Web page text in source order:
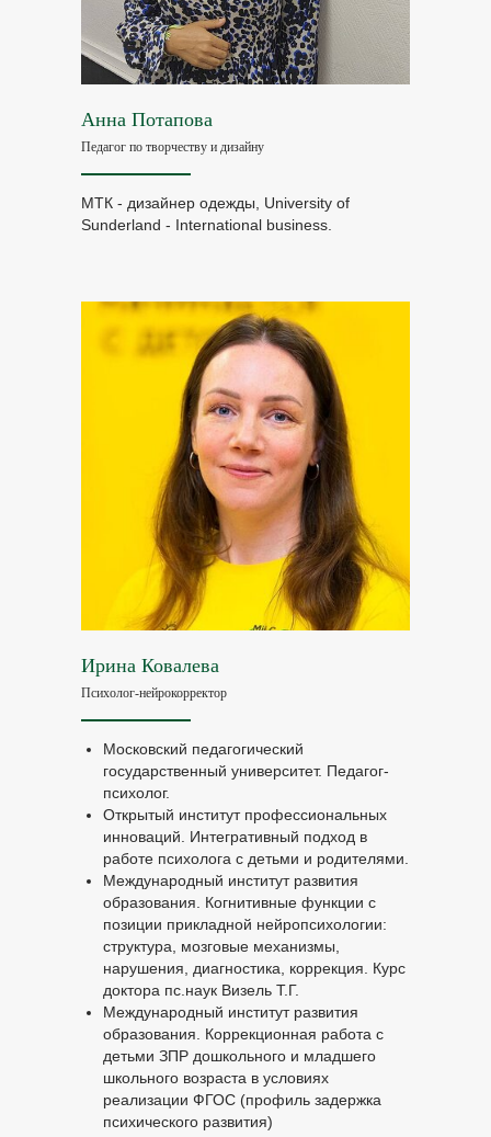
Анна Потапова
Педагог по творчеству и дизайну
МТК - дизайнер одежды, University of
Sunderland - International business.
Ирина Ковалева
Психолог-нейрокорректор
Московский педагогический
государственный университет. Педагог-
психолог.
Открытый институт профессиональных
инноваций. Интегративный подход в
работе психолога с детьми и родителями.
Международный институт развития
образования. Когнитивные функции с
позиции прикладной нейропсихологии:
структура, мозговые механизмы,
нарушения, диагностика, коррекция. Курс
доктора пс.наук Визель Т.Г.
Международный институт развития
образования. Коррекционная работа с
детьми ЗПР дошкольного и младшего
школьного возраста в условиях
реализации ФГОС (профиль задержка
психического развития)